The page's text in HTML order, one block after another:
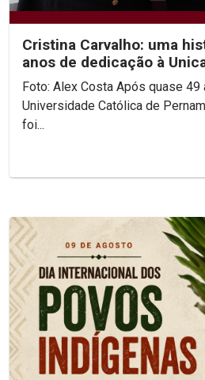
Cristina Carvalho: uma
anos de dedicação à
Foto: Alex Costa Após quase 49 anos de dedicação à
Universidade Católica de
foi...